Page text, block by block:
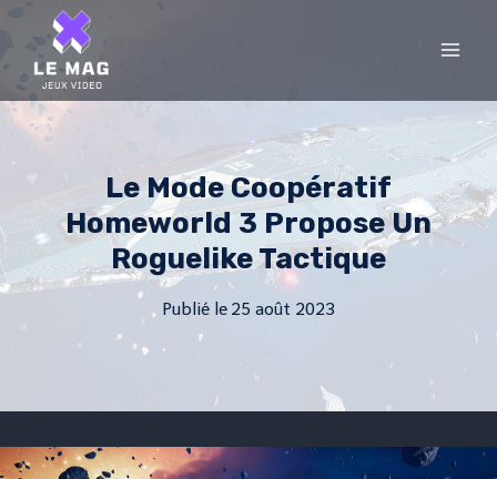
content
Le Mode Coopératif
Homeworld 3 Propose Un
Roguelike Tactique
Publié le 25 août 2023